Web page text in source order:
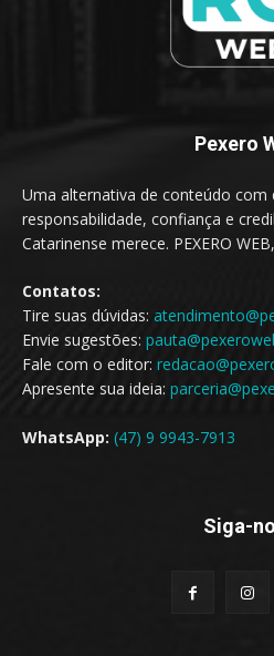
Pexero
Uma alternativa de conteúdo com
responsabilidade, confiança e
Catarinense merece. PEXERO
Contatos:
Tire suas dúvidas:
Envie sugestões:
Fale com o editor:
Apresente sua ideia:
WhatsApp: (47) 9 9943-7913
Siga-